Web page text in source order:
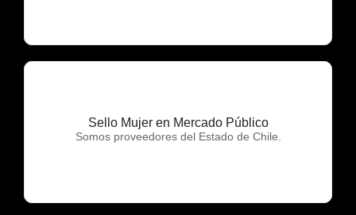
Sello Mujer en Mercado Público
Somos proveedores del Estado de Chile.
OTP Servicios